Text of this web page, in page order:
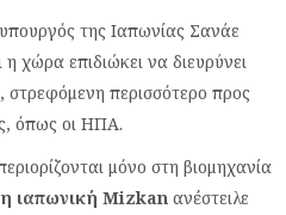
της Ιαπωνίας Σανάε
η χώρα επιδιώκει να διευρύνει
στρεφόμενη περισσότερο προς
όπως οι ΗΠΑ.
μόνο στη βιομηχανία
η ιαπωνική Mizkan ανέστειλε